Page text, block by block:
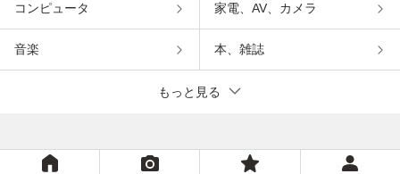
コンピュータ 家電、AV、カメラ
音楽 本、雑誌
もっと見る